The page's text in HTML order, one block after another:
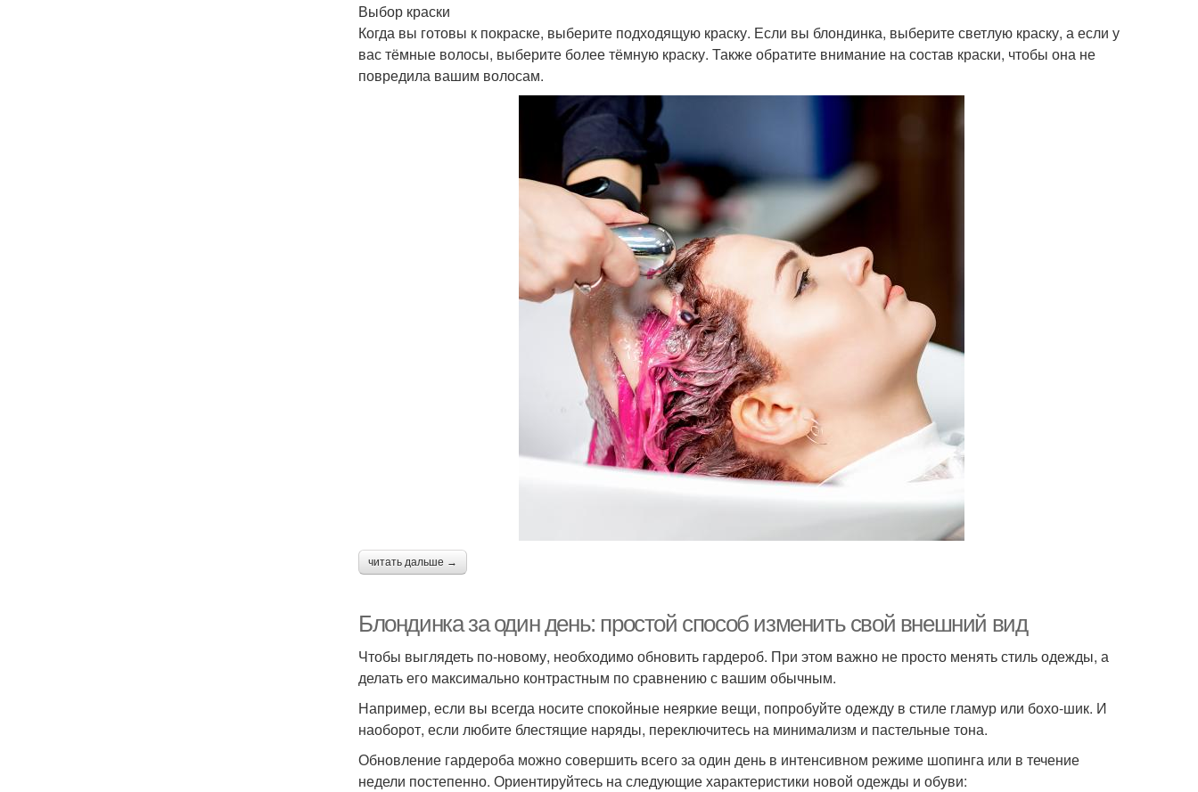
Выбор краски
Когда вы готовы к покраске, выберите подходящую краску. Если вы блондинка, выберите светлую краску, а если у
вас тёмные волосы, выберите более тёмную краску. Также обратите внимание на состав краски, чтобы она не
повредила вашим волосам.
читать дальше →
Блондинка за один день: простой способ изменить свой внешний вид
Чтобы выглядеть по-новому, необходимо обновить гардероб. При этом важно не просто менять стиль одежды, а
делать его максимально контрастным по сравнению с вашим обычным.
Например, если вы всегда носите спокойные неяркие вещи, попробуйте одежду в стиле гламур или бохо-шик. И
наоборот, если любите блестящие наряды, переключитесь на минимализм и пастельные тона.
Обновление гардероба можно совершить всего за один день в интенсивном режиме шопинга или в течение
недели постепенно. Ориентируйтесь на следующие характеристики новой одежды и обуви: